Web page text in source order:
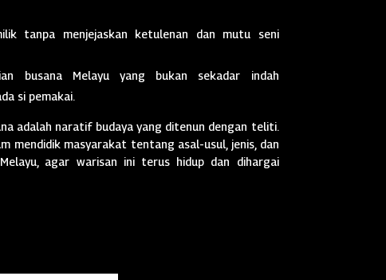
tanpa menjejaskan ketulenan dan mutu seni
busana Melayu yang bukan sekadar indah
si pemakai.
adalah naratif budaya yang ditenun dengan teliti.
mendidik masyarakat tentang asal-usul, jenis, dan
agar warisan ini terus hidup dan dihargai